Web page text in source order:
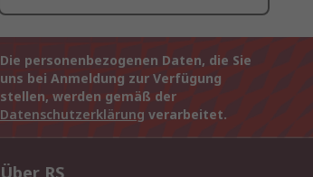
Die personenbezogenen Daten, die Sie
uns bei Anmeldung zur Verfügung
stellen, werden gemäß der
Datenschutzerklärung verarbeitet.